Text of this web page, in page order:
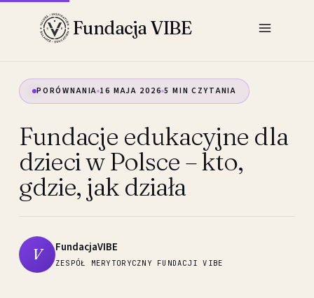
Fundacja VIBE
PORÓWNANIA 16 MAJA 2026 5 MIN CZYTANIA
Fundacje edukacyjne dla
dzieci w Polsce – kto,
gdzie, jak działa
V FundacjaVIBE
ZESPÓŁ MERYTORYCZNY FUNDACJI VIBE